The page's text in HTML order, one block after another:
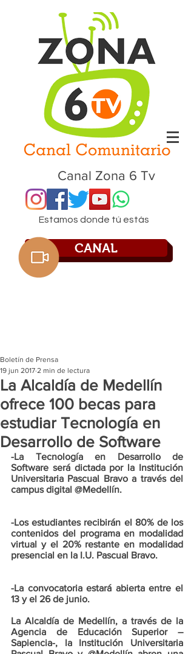
Canal Zona 6 Tv
Estamos donde tú estás
CANAL
La Alcaldía de Medellín
ofrece 100 becas para
estudiar Tecnología en
Desarrollo de Software
Boletín de Prensa
19 jun 2017 2 min de lectura
-La Tecnología en Desarrollo de
Software será dictada por la Institución
Universitaria Pascual Bravo a través del
campus digital @Medellín.
-Los estudiantes recibirán el 80% de los
contenidos del programa en modalidad
virtual y el 20% restante en modalidad
presencial en la I.U. Pascual Bravo.
-La convocatoria estará abierta entre el
13 y el 26 de junio.
La Alcaldía de Medellín, a través de la
Agencia de Educación Superior –
Sapiencia-, la Institución Universitaria